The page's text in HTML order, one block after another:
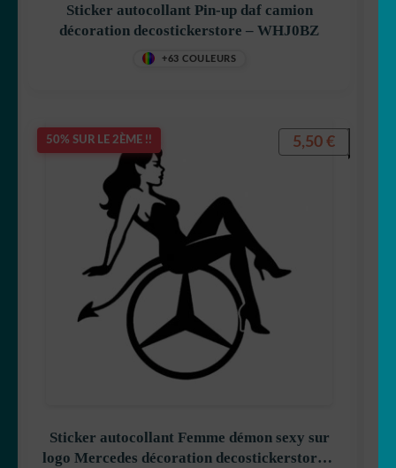
Sticker autocollant Pin-up daf camion
décoration decostickerstore – WHJ0BZ
+63 COULEURS
50% SUR LE 2ÈME !!
Sticker autocollant Femme démon sexy sur
logo Mercedes décoration decostickerstore –
5,50 €